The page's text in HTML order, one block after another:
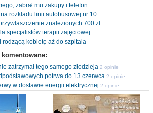
zabrał mu zakupy i telefon
rozkładu linii autobusowej nr 10
znalezionych 700 zł
specjalistów terapii zajęciowej
rodzącą kobietę aż do szpitala
zatrzymał tego samego złodzieja 2 opinie
potrwa do 13 czerwca 2 opinie
w dostawie energii elektrycznej 2 opinie